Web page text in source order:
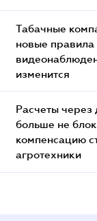
Табачные
новые правила
изменится
Расчеты через
больше не
компенсацию
агротехники